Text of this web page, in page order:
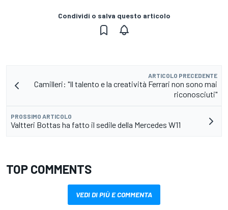
Condividi o salva questo articolo
ARTICOLO PRECEDENTE
Camilleri: "Il talento e la creatività Ferrari non sono mai
riconosciuti"
PROSSIMO ARTICOLO
Valtteri Bottas ha fatto il sedile della Mercedes W11
TOP COMMENTS
VEDI DI PIÙ E COMMENTA